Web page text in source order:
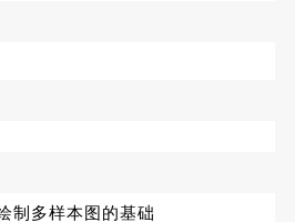
制多样本图的基础